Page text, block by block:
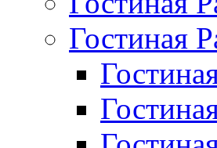
Гостиная